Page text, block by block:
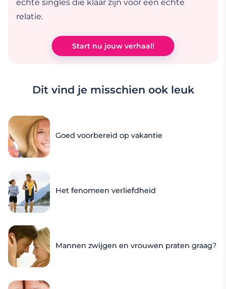
echte singles die klaar zijn voor een echte
relatie.
Start nu jouw verhaal!
Dit vind je misschien ook leuk
Goed voorbereid op vakantie
Het fenomeen verliefdheid
Mannen zwijgen en vrouwen praten graag?